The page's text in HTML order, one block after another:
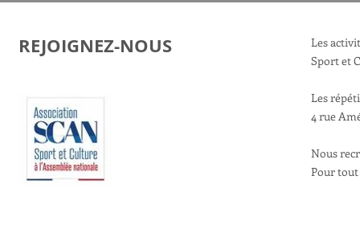
REJOIGNEZ-NOUS
Les
Sport et
Les
4 rue
Nous
Pour